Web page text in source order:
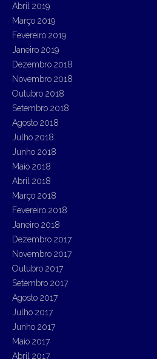
Abril 2019
Março 2019
Fevereiro 2019
Janeiro 2019
Dezembro 2018
Novembro 2018
Outubro 2018
Setembro 2018
Agosto 2018
Julho 2018
Junho 2018
Maio 2018
Abril 2018
Março 2018
Fevereiro 2018
Janeiro 2018
Dezembro 2017
Novembro 2017
Outubro 2017
Setembro 2017
Agosto 2017
Julho 2017
Junho 2017
Maio 2017
Abril 2017